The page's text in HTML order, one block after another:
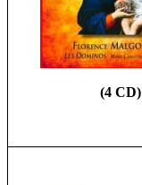
(4 CD)